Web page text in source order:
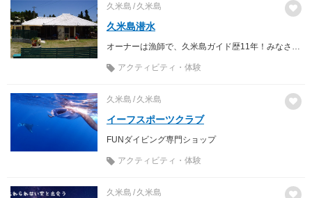
久米島 久米島
久米島潜水
アクティビティ・体験
久米島 久米島
イーフスポーツクラブ
FUNダイビング専門ショップ
アクティビティ・体験
久米島 久米島